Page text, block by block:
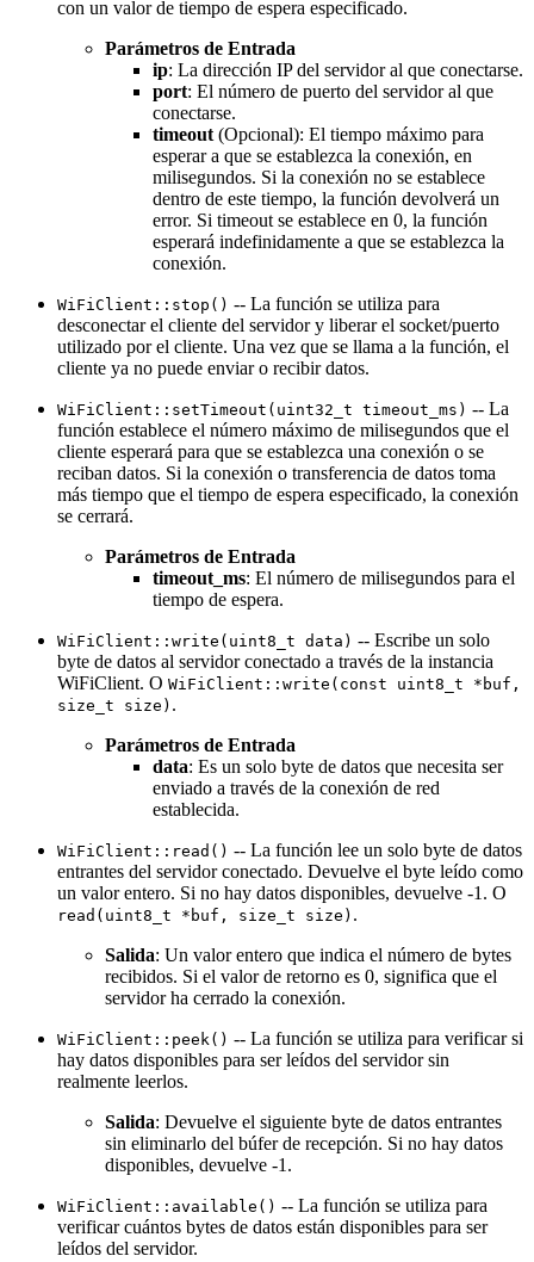
con un valor de tiempo de espera especificado.
Parámetros de Entrada
ip: La dirección IP del servidor al que conectarse.
port: El número de puerto del servidor al que
conectarse.
timeout (Opcional): El tiempo máximo para
esperar a que se establezca la conexión, en
milisegundos. Si la conexión no se establece
dentro de este tiempo, la función devolverá un
error. Si timeout se establece en 0, la función
esperará indefinidamente a que se establezca la
conexión.
WiFiClient::stop() -- La función se utiliza para
desconectar el cliente del servidor y liberar el socket/puerto
utilizado por el cliente. Una vez que se llama a la función, el
cliente ya no puede enviar o recibir datos.
WiFiClient::setTimeout(uint32_t timeout_ms) -- La
función establece el número máximo de milisegundos que el
cliente esperará para que se establezca una conexión o se
reciban datos. Si la conexión o transferencia de datos toma
más tiempo que el tiempo de espera especificado, la conexión
se cerrará.
Parámetros de Entrada
timeout_ms: El número de milisegundos para el
tiempo de espera.
WiFiClient::write(uint8_t data) -- Escribe un solo
byte de datos al servidor conectado a través de la instancia
WiFiClient. O WiFiClient::write(const uint8_t *buf,
size_t size) .
Parámetros de Entrada
data: Es un solo byte de datos que necesita ser
enviado a través de la conexión de red
establecida.
WiFiClient::read() -- La función lee un solo byte de datos
entrantes del servidor conectado. Devuelve el byte leído como
un valor entero. Si no hay datos disponibles, devuelve -1. O
read(uint8_t *buf, size_t size) .
Salida: Un valor entero que indica el número de bytes
recibidos. Si el valor de retorno es 0, significa que el
servidor ha cerrado la conexión.
WiFiClient::peek() -- La función se utiliza para verificar si
hay datos disponibles para ser leídos del servidor sin
realmente leerlos.
Salida: Devuelve el siguiente byte de datos entrantes
sin eliminarlo del búfer de recepción. Si no hay datos
disponibles, devuelve -1.
WiFiClient::available() -- La función se utiliza para
verificar cuántos bytes de datos están disponibles para ser
leídos del servidor.